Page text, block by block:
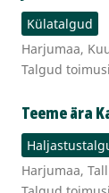
Külatalgud
Harjumaa,
Talgud
Teeme ära
Harjumaa,